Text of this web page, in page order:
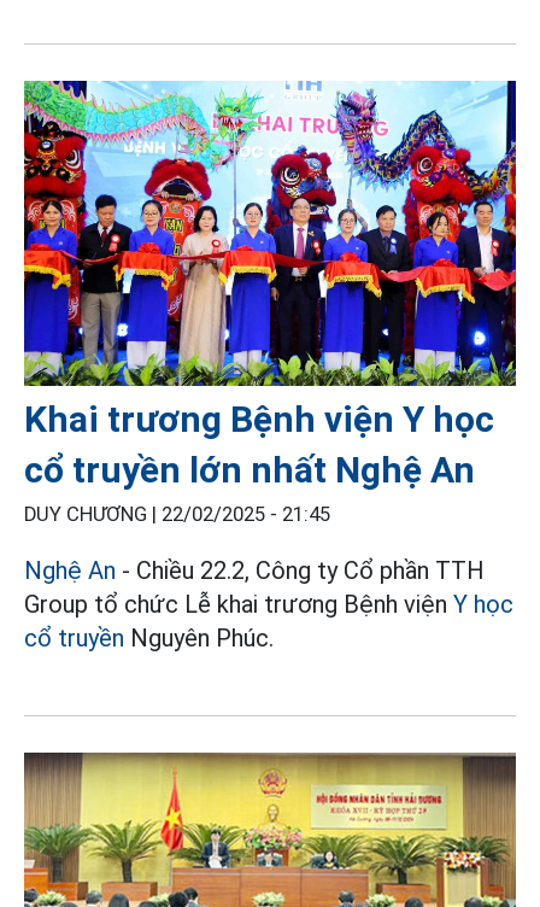
Khai trương Bệnh viện Y học
cổ truyền lớn nhất Nghệ An
DUY CHƯƠNG | 22/02/2025 - 21:45
Nghệ An - Chiều 22.2, Công ty Cổ phần TTH
Group tổ chức Lễ khai trương Bệnh viện Y học
cổ truyền Nguyên Phúc.